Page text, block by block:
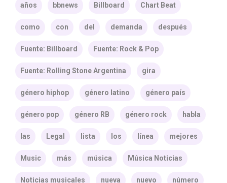
años bbnews Billboard Chart Beat
como con del demanda después
Fuente: Billboard Fuente: Rock & Pop
Fuente: Rolling Stone Argentina gira
género hiphop género latino género país
género pop género RB género rock habla
las Legal lista los línea mejores
Music más música Música Noticias
Noticias musicales nueva nuevo número